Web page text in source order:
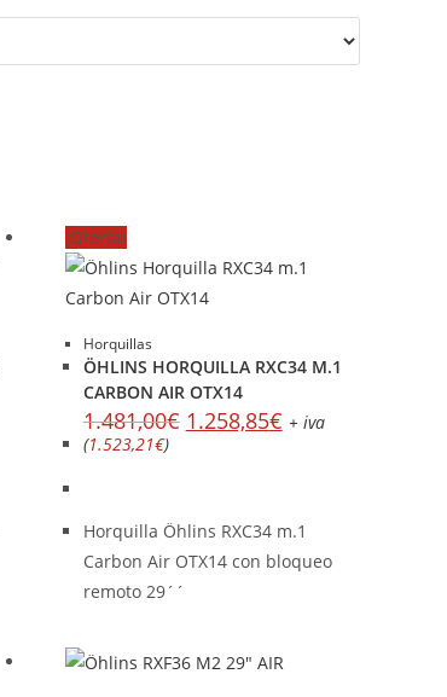
¡Oferta!
Horquillas
ÖHLINS HORQUILLA RXC34 M.1
CARBON AIR OTX14
1.481,00€ 1.258,85€ + iva
(1.523,21€)
Horquilla Öhlins RXC34 m.1
Carbon Air OTX14 con bloqueo
remoto 29´´